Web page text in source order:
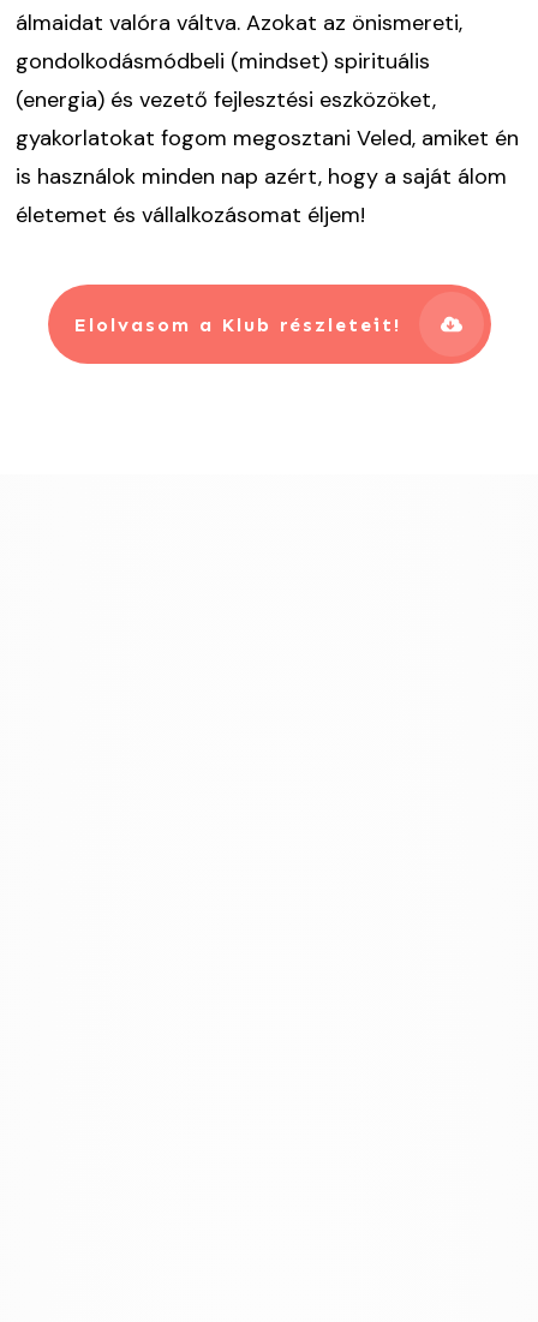
álmaidat valóra váltva. Azokat az önismereti,
gondolkodásmódbeli (mindset) spirituális
(energia) és vezető fejlesztési eszközöket,
gyakorlatokat fogom megosztani Veled, amiket én
is használok minden nap azért, hogy a saját álom
életemet és vállalkozásomat éljem!
Elolvasom a Klub részleteit!